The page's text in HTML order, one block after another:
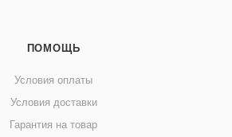
ПОМОЩЬ
Условия оплаты
Условия доставки
Гарантия на товар